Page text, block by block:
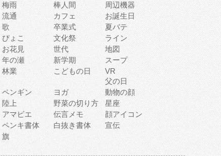
梅雨 棒人間
周辺機器
流通 カフェ
お誕生日
歌 卒業式
夏バテ
ぴょこ 文化祭
ライン
お花見 世代
地図
年の瀬 新学期
スープ
林業 こどもの日
VR
父の日
ペンギン ヨガ
動物の顔
陸上 野菜の切り方
星座
アマビエ 伝言メモ
顔アイコン
ペンキ書体 白抜き書体
宣伝
旗